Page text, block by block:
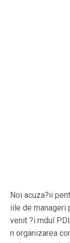
Noi acuza?ii
iile de manageri
venit ?i rndul
n organizarea